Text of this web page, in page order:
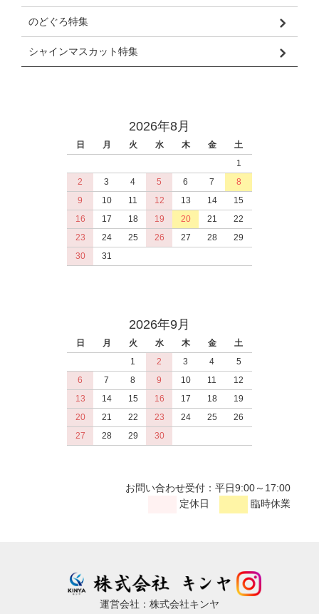
のどぐろ特集
シャインマスカット特集
2026年8月
日 月 火 水 木 金
土
1
2
3 4 5 6 7
8
9
10 11 12 13 14
15
16
17 18 19 20 21
22
23
24 25 26 27 28
29
30
31
2026年9月
日 月 火 水 木 金
土
1
2 3 4
5
6
7 8 9 10 11
12
13
14 15 16 17 18
19
20
21 22 23 24 25
26
27
28 29 30
お問い合わせ受付：平日9:00～17:00
定休日
臨時休業
運営会社：株式会社キンヤ